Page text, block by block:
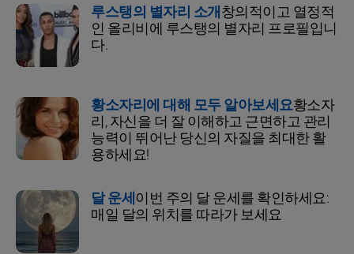
루스탱의 별자리 소개창의적이고 열정적
인 올리비에 루스탱의 별자리 프로필입니
다.
황소자리에 대해 모두 알아보세요황소자
리, 자신을 더 잘 이해하고 근면하고 관리
능력이 뛰어난 당신의 자질을 최대한 활
용하세요!
달 운세이번 주의 달 운세를 확인하세요:
매일 달의 위치를 따라가 보세요